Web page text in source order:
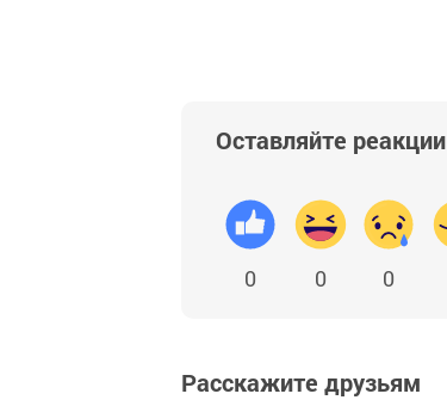
Оставляйте реакции
0 0 0
Расскажите друзьям